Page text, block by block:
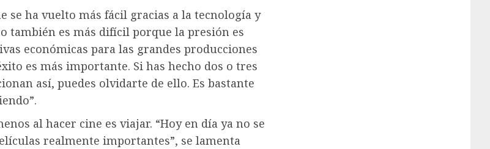
se ha vuelto más fácil gracias a la tecnología y
también es más difícil porque la presión es
económicas para las grandes producciones
es más importante. Si has hecho dos o tres
así, puedes olvidarte de ello. Es bastante
al hacer cine es viajar. “Hoy en día ya no se
realmente importantes”, se lamenta